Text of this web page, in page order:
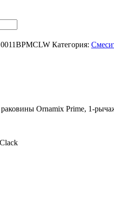
Категория:
раковины Ornamix Prime, 1-